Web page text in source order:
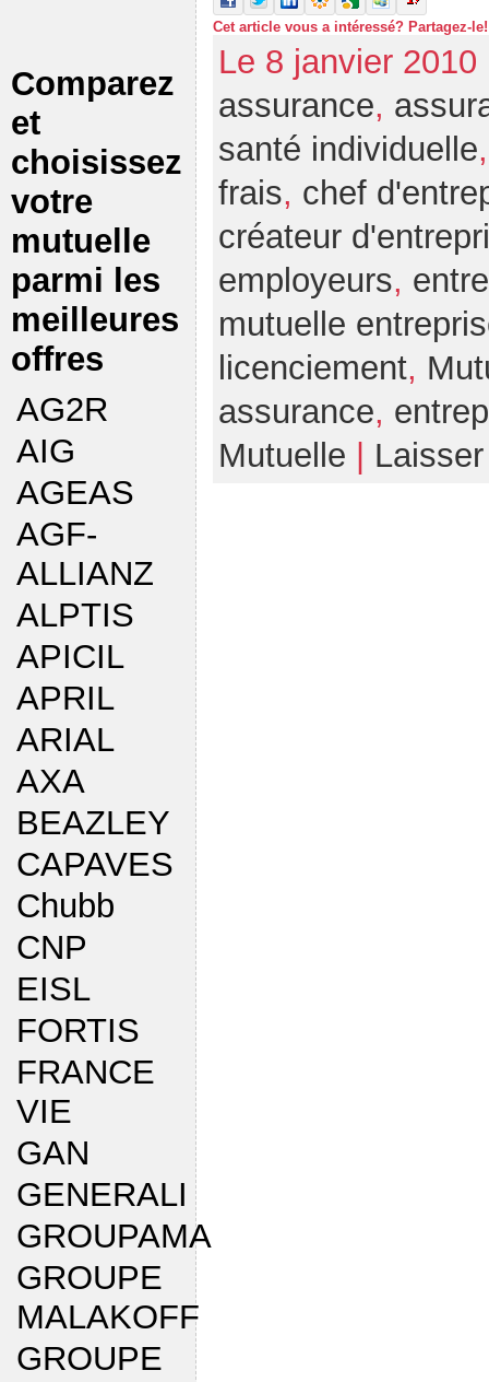
Comparez
et
choisissez
votre
mutuelle
parmi les
meilleures
offres
AG2R
AIG
AGEAS
AGF-
ALLIANZ
ALPTIS
APICIL
APRIL
ARIAL
AXA
BEAZLEY
CAPAVES
Chubb
CNP
EISL
FORTIS
FRANCE
VIE
GAN
GENERALI
GROUPAMA
GROUPE
MALAKOFF
GROUPE
Cet article vous a intéressé? Partagez-le!
Le 8 janvier
assurance,
santé individuelle
frais, chef
créateur
employeurs,
mutuelle
licenciement,
assurance,
Mutuelle |